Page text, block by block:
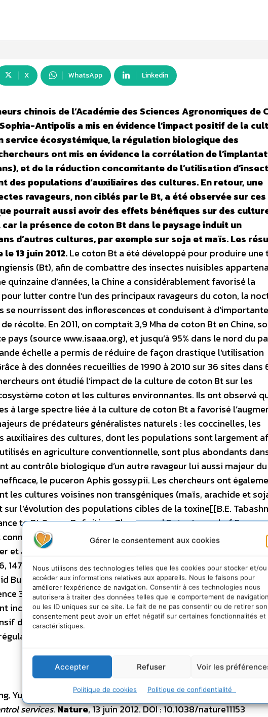
Gérer le consentement aux cookies
Nous utilisons des technologies telles que les cookies pour stocker et/ou
accéder aux informations relatives aux appareils. Nous le faisons pour
améliorer l’expérience de navigation. Consentir à ces technologies nous
autorisera à traiter des données telles que le comportement de navigation
ou les ID uniques sur ce site. Le fait de ne pas consentir ou de retirer son
consentement peut avoir un effet négatif sur certaines fonctionnalités et
caractéristiques.
Accepter Refuser Voir les
Politique de cookies Politique de confidentialité
X WhatsApp Linkedin
chinois de l’Académie des Sciences Agronomiques de
Antipolis a mis en évidence l’impact positif de la
service écosystémique, la régulation biologique des
ont mis en évidence la corrélation de
et de la réduction concomitante de l’utilisation
des populations d’auxiliaires des cultures. En retour, une
ravageurs, non ciblés par le Bt, a été observée sur ces
pourrait aussi avoir des effets bénéfiques sur des
la présence de coton Bt dans le paysage induit un
d’autres cultures, par exemple sur soja et maïs. Les
13 juin 2012.Le coton Bt a été développé pour produire une
(Bt), afin de combattre des insectes nuisibles
quinzaine d’années, la Chine a considérablement favorisé la
lutter contre l’un des principaux ravageurs du coton, la
se nourrissent des inflorescences et conduisent à
récolte. En 2011, on comptait 3,9 Mha de coton Bt en Chine,
pays (source www.isaaa.org), et jusqu’à 95% dans le nord du
échelle a permis de réduire de façon drastique l’utilisation
à des données recueillies de 1990 à 2010 sur 36 sites dans
ont étudié l’impact de la culture de coton Bt sur les
coton et les cultures environnantes. Ils ont observé
à large spectre liée à la culture de coton Bt a favorisé
de prédateurs généralistes naturels : les coccinelles, les
auxiliaires des cultures, dont les populations sont largement
en agriculture conventionnelle, sont plus abondants
au contrôle biologique d’un autre ravageur lui aussi majeur
le puceron Aphis gossypii. Les chercheurs ont
les cultures voisines non transgéniques (maïs, arachide et
l’évolution des populations cibles de la toxine[[B.E.
to Bt Crops: Definition, Theory, and Data. Journal of
que les insectes non-cibles y sont plus nombreux que
et al. (2007). A Meta-Analysis of Effects of Bt Cotton and
1475-1477.]], y compris d’ailleurs parfois certains ravageurs
Bug Outbreaks in Multiple Crops Correlated with Wide-Scale
328, 1151-1154.]]. La présente étude suggère que l’adoption
indirectement l’abondance des prédateurs généralistes dans
d’insecticides), pourrait aider à restaurer un service
biologique naturelle par la faune auxiliaire.
Yuyuan Guo, Nicolas Desneux. Widespread adoption of Bt
services.Nature, 13 juin 2012. DOI : 10.1038/nature11153